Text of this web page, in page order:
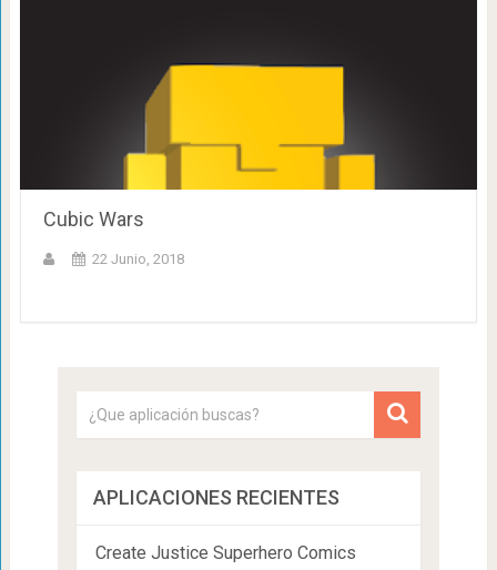
Cubic Wars
22 Junio, 2018
APLICACIONES RECIENTES
Create Justice Superhero Comics